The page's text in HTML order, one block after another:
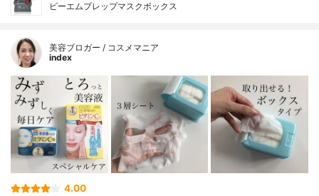
ピーエムプレップマスクボックス
美容ブロガー / コスメマニア
index
4.00